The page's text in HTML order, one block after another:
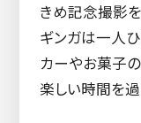
きめ記念撮影
ギンガは一人
カーやお菓子
楽しい時間を過